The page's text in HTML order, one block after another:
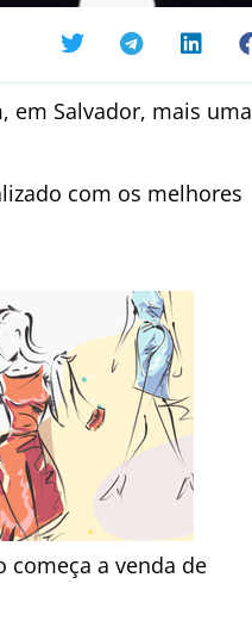
em Salvador, mais uma
com os melhores
começa a venda de